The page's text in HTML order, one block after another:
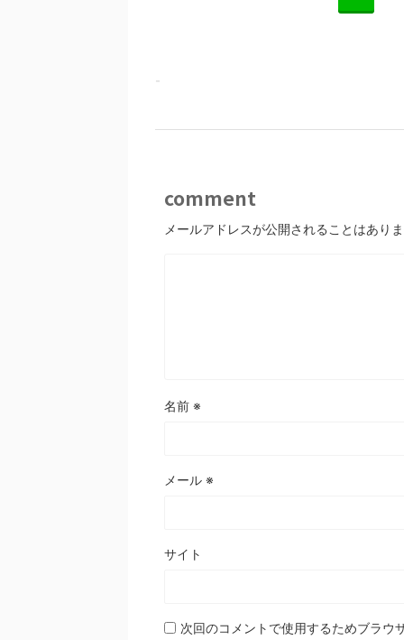
-
comment
メールアドレスが公開されることはありま
名前 ※
メール ※
サイト
次回のコメントで使用するためブラウ